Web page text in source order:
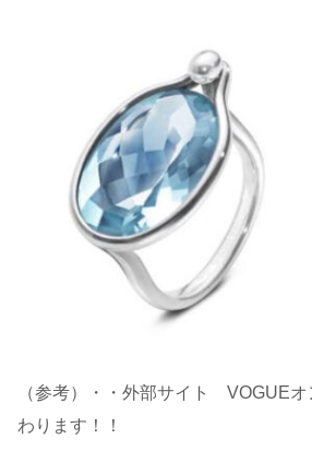
（参考）・・外部サイト VOGUE
わります！！